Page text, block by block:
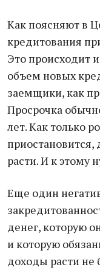
Как поясняют в
кредитования
Это происходит
объем новых
заемщики, как
Просрочка
лет. Как только
приостановится,
расти. И к этому
Еще один
денег, которую
и которую
доходы расти не